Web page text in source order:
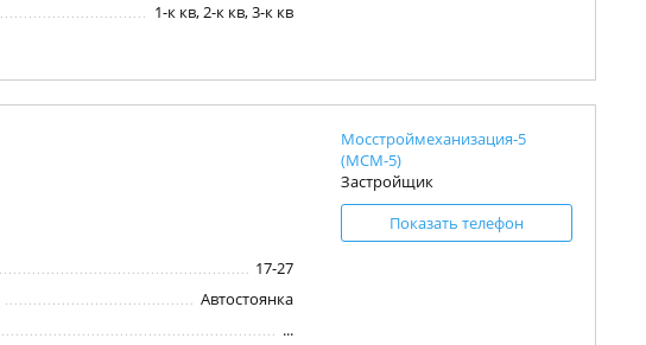
1-к кв, 2-к кв, 3-к кв
17-27
Автостоянка
...
Мосстроймеханизация-5
(МСМ-5)
Застройщик
Показать телефон